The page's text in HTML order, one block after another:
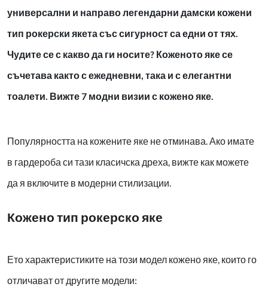
универсални и направо легендарни дамски кожени
тип рокерски якета със сигурност са едни от тях.
Чудите се с какво да ги носите? Коженото яке се
съчетава както с ежедневни, така и с елегантни
тоалети. Вижте 7 модни визии с кожено яке.
Популярността на кожените яке не отминава. Ако имате
в гардероба си тази класичска дреха, вижте как можете
да я включите в модерни стилизации.
Кожено тип рокерско яке
Ето характеристиките на този модел кожено яке, които го
отличават от другите модели: